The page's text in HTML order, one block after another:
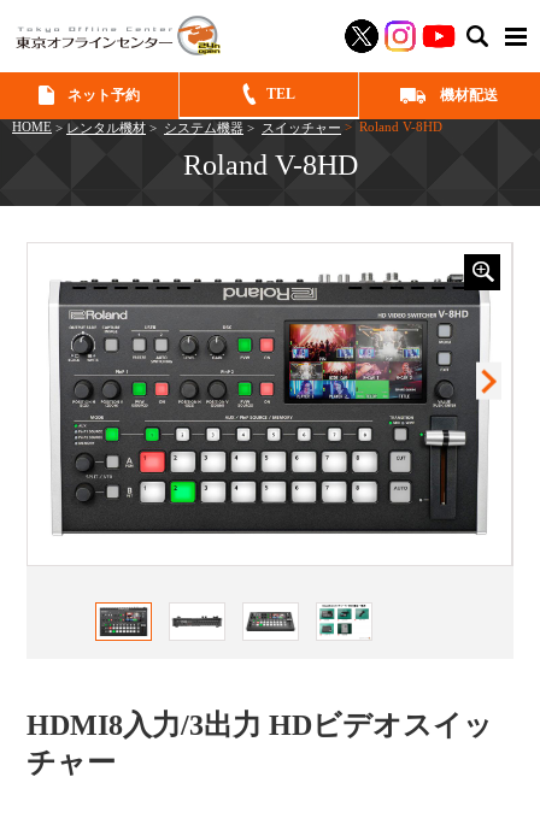
ネット予約 TEL 機材配送
HOME > レンタル機材 > システム機器 > スイッチャー > Roland V-8HD
Roland V-8HD
HDMI8入力/3出力 HDビデオスイッ
チャー